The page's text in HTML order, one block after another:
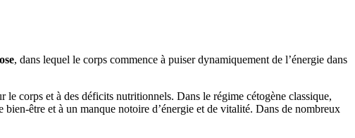
, dans lequel le corps commence à puiser dynamiquement de l’énergie dans
le corps et à des déficits nutritionnels. Dans le régime cétogène classique,
être et à un manque notoire d’énergie et de vitalité. Dans de nombreux